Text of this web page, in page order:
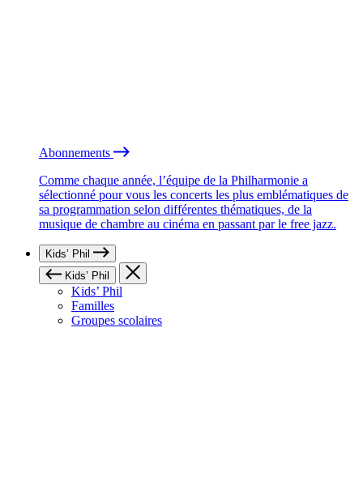
Abonnements
Comme chaque année, l’équipe de la Philharmonie a
sélectionné pour vous les concerts les plus emblématiques de
sa programmation selon différentes thématiques, de la
musique de chambre au cinéma en passant par le free jazz.
Kids’ Phil
Kids’ Phil
Kids’ Phil
Familles
Groupes scolaires